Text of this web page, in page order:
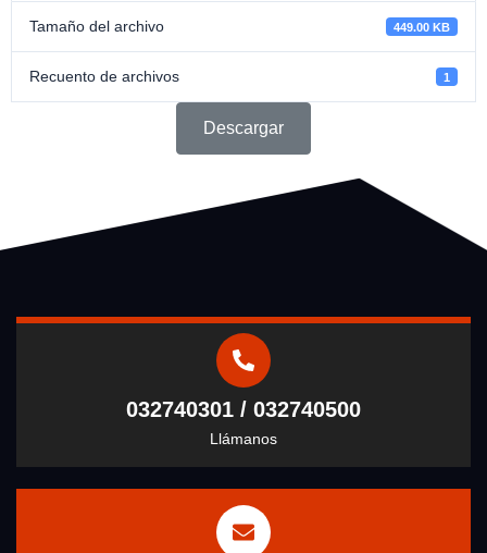
Tamaño del archivo 449.00 KB
Recuento de archivos 1
Descargar
032740301 / 032740500
Llámanos